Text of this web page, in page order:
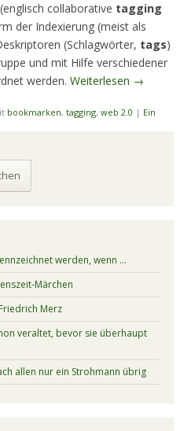
collaborative tagging
der Indexierung (meist als
(Schlagwörter, tags)
und mit Hilfe verschiedener
werden. Weiterlesen →
bookmarken, tagging, web 2.0 | Ein
werden, wenn …
Märchen
Merz
veraltet, bevor sie überhaupt
allen nur ein Strohmann übrig